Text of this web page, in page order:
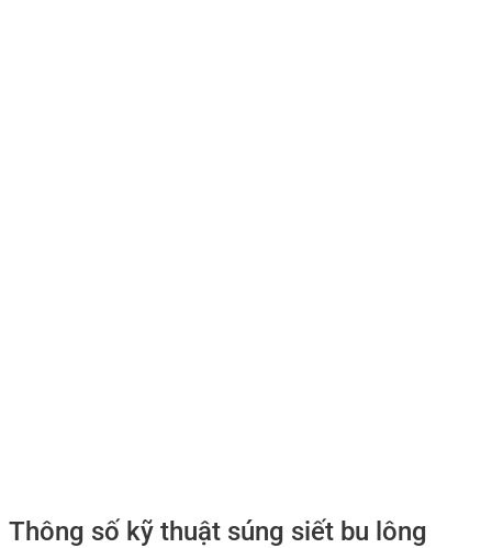
Thông số kỹ thuật súng siết bu lông